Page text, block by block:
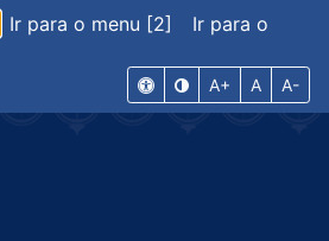
Ir para o menu [2]
Ir para o
A+ A A-